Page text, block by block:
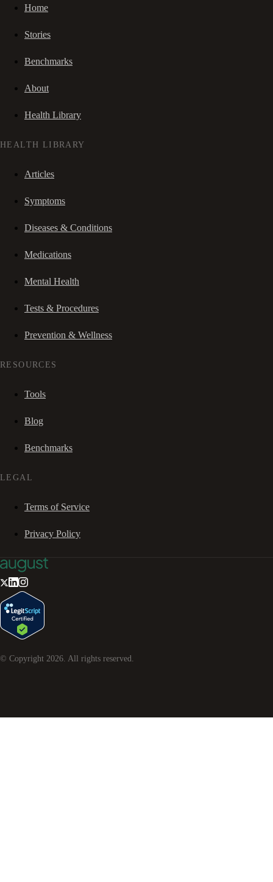
Home
Stories
Benchmarks
About
Health Library
HEALTH LIBRARY
Articles
Symptoms
Diseases & Conditions
Medications
Mental Health
Tests & Procedures
Prevention & Wellness
RESOURCES
Tools
Blog
Benchmarks
LEGAL
Terms of Service
Privacy Policy
© Copyright 2026. All rights reserved.